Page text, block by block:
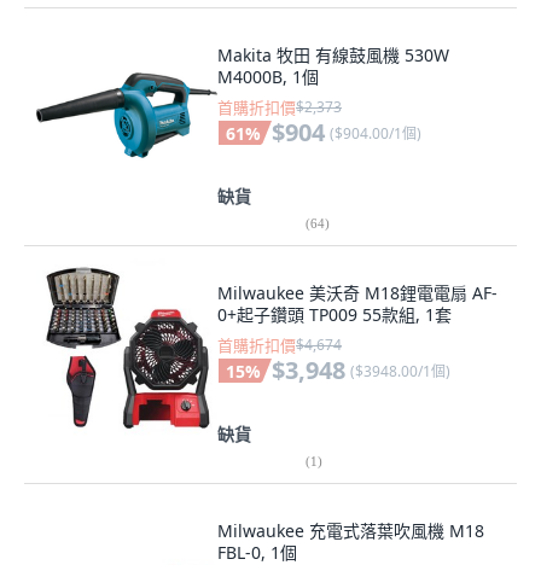
Makita 牧田 有線鼓風機 530W
M4000B, 1個
首購折扣價$2,373
61% $904 ($904.00/1個)
缺貨
(64)
Milwaukee 美沃奇 M18鋰電電扇 AF-
0+起子鑽頭 TP009 55款組, 1套
首購折扣價$4,674
15% $3,948 ($3948.00/1個)
缺貨
(1)
Milwaukee 充電式落葉吹風機 M18
FBL-0, 1個